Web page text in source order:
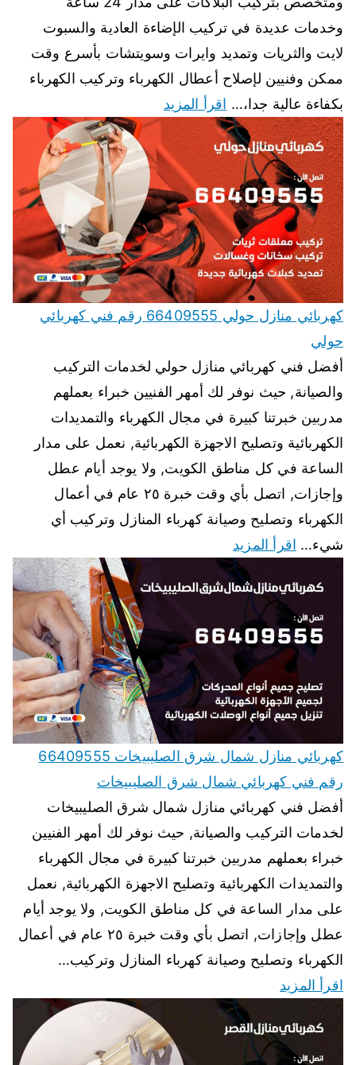
وخدمات عديدة في تركيب الإضاءة العادية والسبوت
لايت والثريات وتمديد وايرات وسويتشات بأسرع وقت
ممكن وفنيين لإصلاح أعطال الكهرباء وتركيب الكهرباء
بكفاءة عالية جدا،… اقرأ المزيد
كهربائي منازل حولي 66409555 رقم فني كهربائي
حولي
أفضل فني كهربائي منازل حولي لخدمات التركيب
والصيانة, حيث نوفر لك أمهر الفنيين خبراء بعملهم
مدربين خبرتنا كبيرة في مجال الكهرباء والتمديدات
الكهربائية وتصليح الاجهزة الكهربائية, نعمل على مدار
الساعة في كل مناطق الكويت, ولا يوجد أيام عطل
وإجازات, اتصل بأي وقت خبرة ٢٥ عام في أعمال
الكهرباء وتصليح وصيانة كهرباء المنازل وتركيب أي
شيء… اقرأ المزيد
كهربائي منازل شمال شرق الصليبيخات 66409555
رقم فني كهربائي شمال شرق الصليبيخات
أفضل فني كهربائي منازل شمال شرق الصليبيخات
لخدمات التركيب والصيانة, حيث نوفر لك أمهر الفنيين
خبراء بعملهم مدربين خبرتنا كبيرة في مجال الكهرباء
والتمديدات الكهربائية وتصليح الاجهزة الكهربائية, نعمل
على مدار الساعة في كل مناطق الكويت, ولا يوجد أيام
عطل وإجازات, اتصل بأي وقت خبرة ٢٥ عام في أعمال
الكهرباء وتصليح وصيانة كهرباء المنازل وتركيب…
اقرأ المزيد